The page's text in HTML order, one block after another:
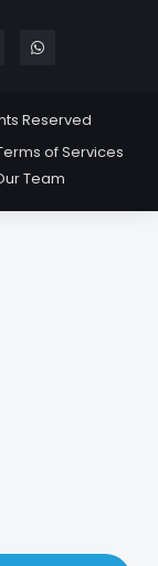
Reserved
of Services
Team